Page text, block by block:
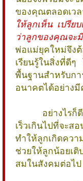
ของคุณตลอดเว
ให้ลูกเห็น เปรีย
ว่าลูกของคุณจะ
พ่อแม่ยุคใหม่จึงต้
เรียนรู้ในสิ่งที่ดีๆ
พื้นฐานสำหรับ
อนาคตได้อย่าง
อย่างไรก็ดี
เร็วเกินไปที่จะ
ทำให้ลูกเกิดคว
ช่วยให้ลูกน้อยเ
สมในสังคมต่อไป